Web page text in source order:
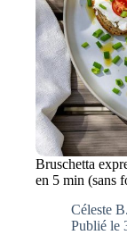
Bruschetta
en 5 min (sans
Céleste B.
Publié le